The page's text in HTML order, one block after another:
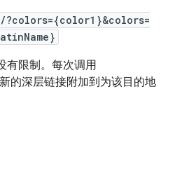
有限制。每次调用
的深层链接附加到为该目的地